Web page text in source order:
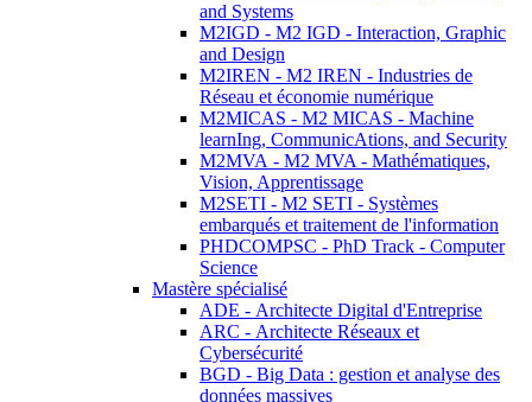
and Systems
M2IGD - M2 IGD - Interaction, Graphic
and Design
M2IREN - M2 IREN - Industries de
Réseau et économie numérique
M2MICAS - M2 MICAS - Machine
learnIng, CommunicAtions, and Security
M2MVA - M2 MVA - Mathématiques,
Vision, Apprentissage
M2SETI - M2 SETI - Systèmes
embarqués et traitement de l'information
PHDCOMPSC - PhD Track - Computer
Science
Mastère spécialisé
ADE - Architecte Digital d'Entreprise
ARC - Architecte Réseaux et
Cybersécurité
BGD - Big Data : gestion et analyse des
données massives